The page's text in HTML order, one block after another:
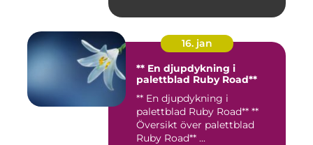
16. jan
** En djupdykning i
palettblad Ruby Road**
** En djupdykning i
palettblad Ruby Road** **
Översikt över palettblad
Ruby Road** ...